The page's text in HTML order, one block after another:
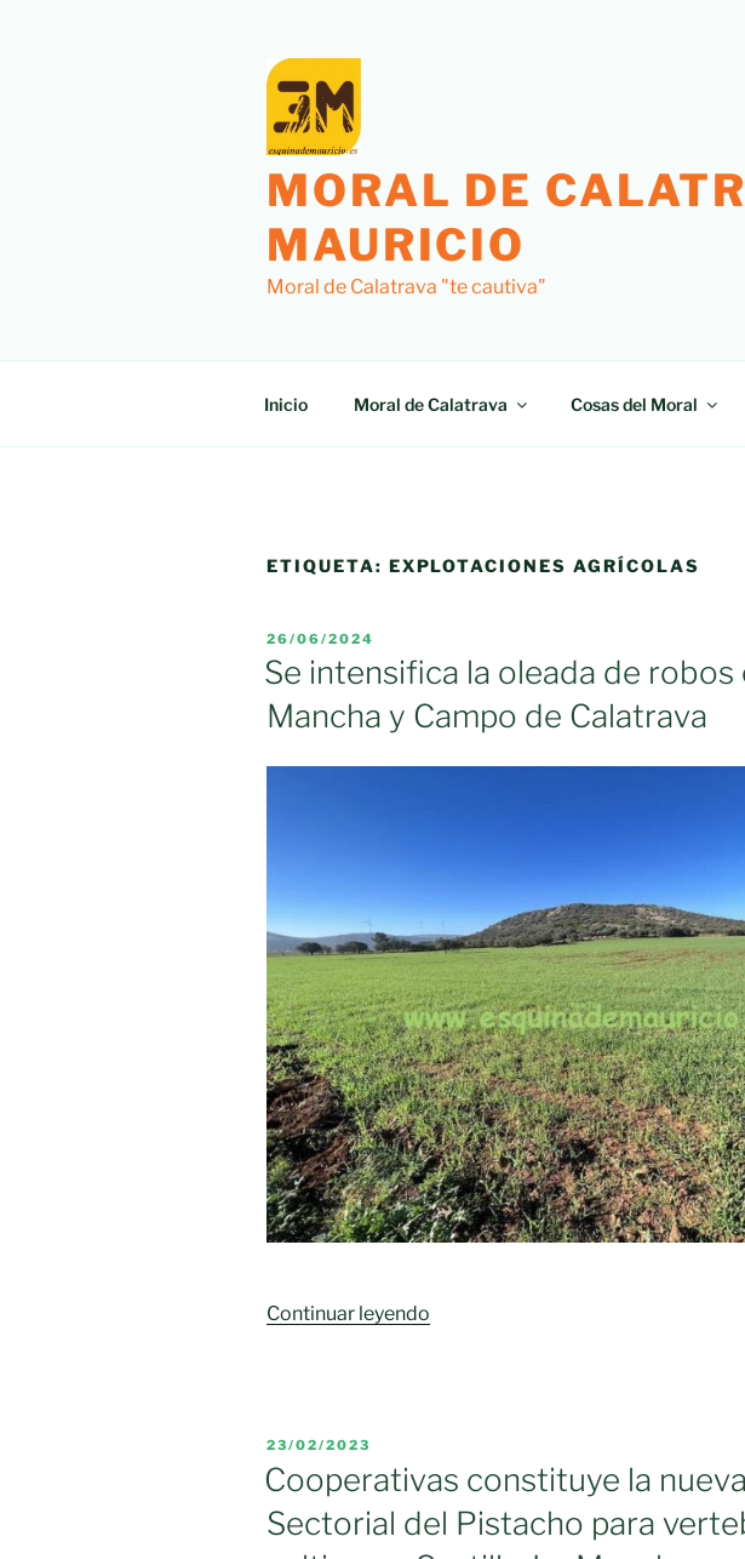
MORAL DE
MAURICIO
Moral de Calatrava "te cautiva"
Inicio Moral de Calatrava Cosas del Moral
ETIQUETA: EXPLOTACIONES AGRÍCOLAS
PUBLICADO
EL
26/06/2024
Se intensifica la oleada de robos
Mancha y Campo de Calatrava
Continuar leyendo
en
La
PUBLICADO
EL
23/02/2023
Cooperativas constituye la
Sectorial del Pistacho para